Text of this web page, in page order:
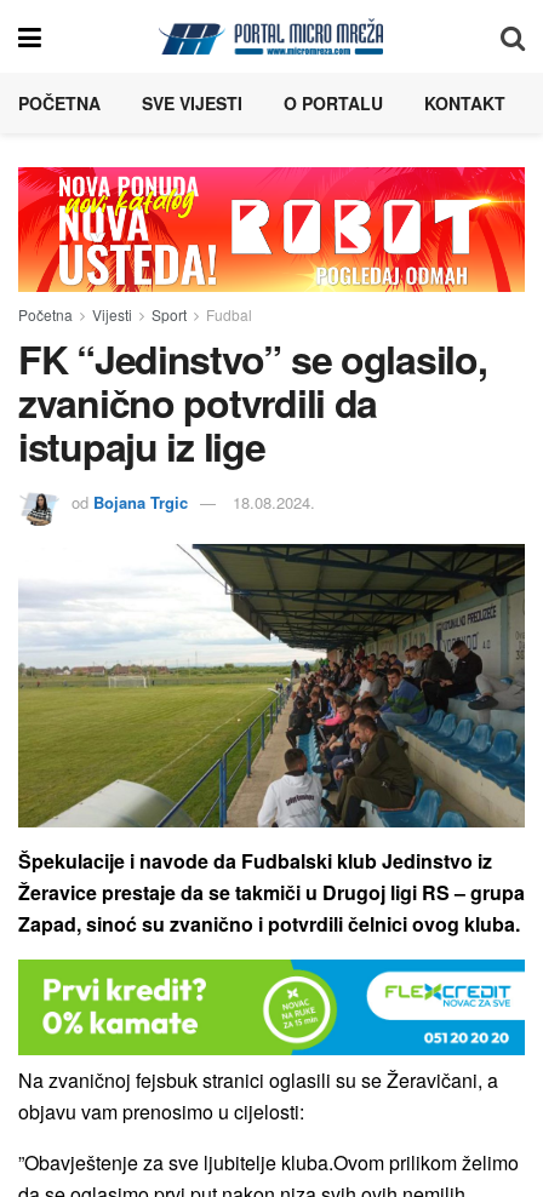
POČETNA SVE VIJESTI O PORTALU KONTAKT
Početna Vijesti Sport Fudbal
FK “Jedinstvo” se oglasilo,
zvanično potvrdili da
istupaju iz lige
od Bojana Trgic 18.08.2024.
Špekulacije i navode da Fudbalski klub Jedinstvo iz
Žeravice prestaje da se takmiči u Drugoj ligi RS – grupa
Zapad, sinoć su zvanično i potvrdili čelnici ovog kluba.
Na zvaničnoj fejsbuk stranici oglasili su se Žeravičani, a
objavu vam prenosimo u cijelosti:
”Obavještenje za sve ljubitelje kluba.Ovom prilikom želimo